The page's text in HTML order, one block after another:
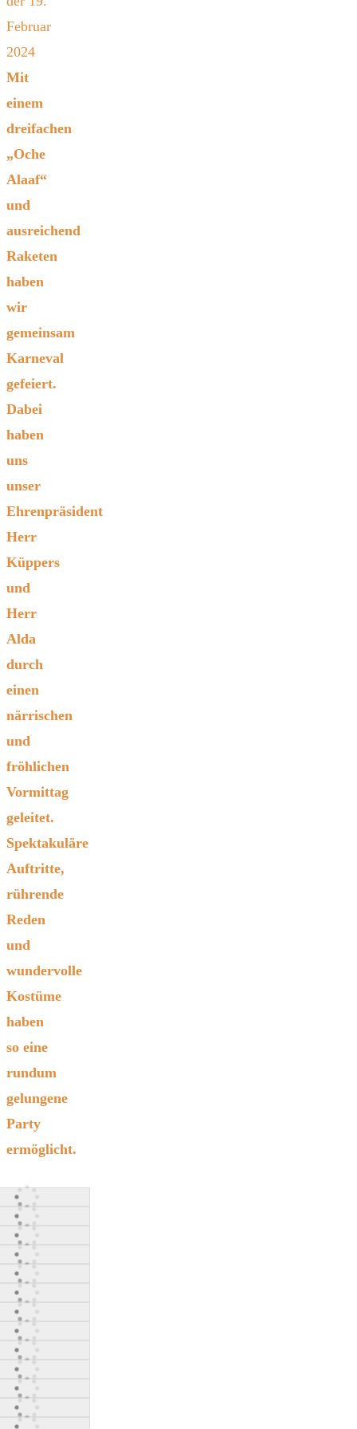
Februar
2024
Mit
einem
dreifachen
„Oche
Alaaf“
und
ausreichend
Raketen
haben
wir
gemeinsam
Karneval
gefeiert.
Dabei
haben
uns
unser
Ehrenpräsident
Herr
Küppers
und
Herr
Alda
durch
einen
närrischen
und
fröhlichen
Vormittag
geleitet.
Spektakuläre
Auftritte,
rührende
Reden
und
wundervolle
Kostüme
haben
so eine
rundum
gelungene
Party
ermöglicht.